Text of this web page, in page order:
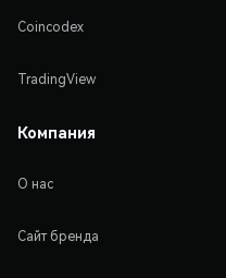
Coincodex
TradingView
Компания
О нас
Сайт бренда